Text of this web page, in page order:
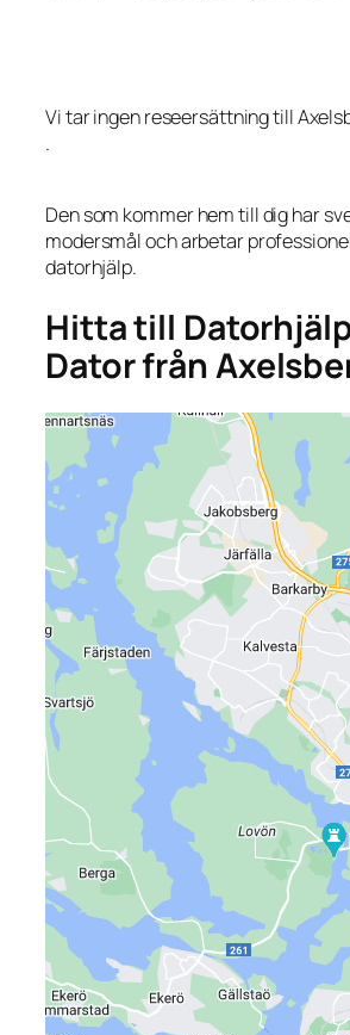
Vi tar ingen reseersättning till
.
Den som kommer hem till dig har
modersmål och arbetar
datorhjälp.
Hitta till
Dator från